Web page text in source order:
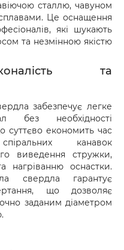
працівником служби
сталлю, чавуном
Це оснащення
які шукають
та незмінною якістю
та
забезпечує легке
без необхідності
суттєво економить час
канавок
виведення стружки,
нагріванню оснастки.
свердла гарантує
що дозволяє
заданим діаметром